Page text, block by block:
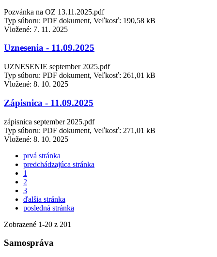
Pozvánka na OZ 13.11.2025.pdf
Typ súboru: PDF dokument, Veľkosť: 190,58 kB
Vložené: 7. 11. 2025
Uznesenia - 11.09.2025
UZNESENIE september 2025.pdf
Typ súboru: PDF dokument, Veľkosť: 261,01 kB
Vložené: 8. 10. 2025
Zápisnica - 11.09.2025
zápisnica september 2025.pdf
Typ súboru: PDF dokument, Veľkosť: 271,01 kB
Vložené: 8. 10. 2025
prvá stránka
predchádzajúca stránka
1
2
3
ďalšia stránka
posledná stránka
Zobrazené 1-20 z 201
Samospráva